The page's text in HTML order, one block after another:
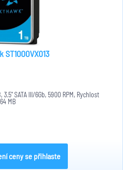
ST1000VX013
SATA III/6Gb, 5900 RPM, Rychlost
MB
ceny se přihlaste